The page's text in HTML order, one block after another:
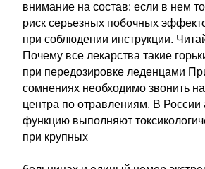
внимание на состав: если в нем
риск серьезных побочных
при соблюдении инструкции.
Почему все лекарства такие
при передозировке леденцами
сомнениях необходимо звонить
центра по отравлениям. В России
функцию выполняют
при крупных